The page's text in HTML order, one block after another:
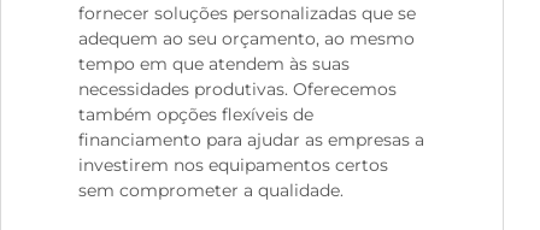
fornecer soluções personalizadas que se
adequem ao seu orçamento, ao mesmo
tempo em que atendem às suas
necessidades produtivas. Oferecemos
também opções flexíveis de
financiamento para ajudar as empresas a
investirem nos equipamentos certos
sem comprometer a qualidade.